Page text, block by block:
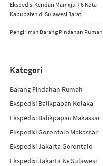
Ekspedisi Kendari Mamuju + 6 Kota
Kabupaten di Sulawesi Barat
Pengiriman Barang Pindahan Rumah
Kategori
Barang Pindahan Rumah
Ekspedisi Balikpapan Kolaka
Ekspedisi Balikpapan Makassar
Ekspedisi Gorontalo Makassar
Ekspedisi Jakarta Gorontalo
Ekspedisi Jakarta Ke Sulawesi